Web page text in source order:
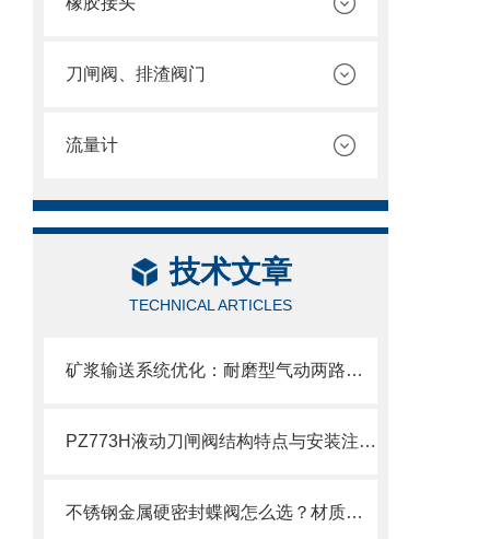
刀闸阀、排渣阀门
流量计
技术文章
TECHNICAL ARTICLES
矿浆输送系统优化：耐磨型气动两路分料阀的应用实践
PZ773H液动刀闸阀结构特点与安装注意事项
不锈钢金属硬密封蝶阀怎么选？材质、压力、温度一文搞定选购指南